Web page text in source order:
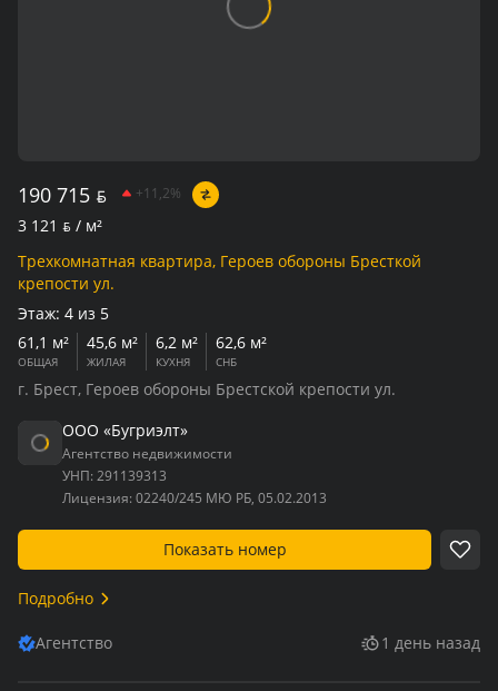
190 715 BYN +11,2%
3 121 BYN / м²
Трехкомнатная квартира, Героев обороны Бресткой
крепости ул.
Этаж: 4 из 5
61,1 м²
ОБЩАЯ
45,6 м²
ЖИЛАЯ
6,2 м²
КУХНЯ
62,6 м²
СНБ
г. Брест, Героев обороны Брестской крепости ул.
ООО «Бугриэлт»
Агентство недвижимости
УНП: 291139313
Лицензия: 02240/245 МЮ РБ, 05.02.2013
Показать номер
Подробно
Агентство 1 день назад